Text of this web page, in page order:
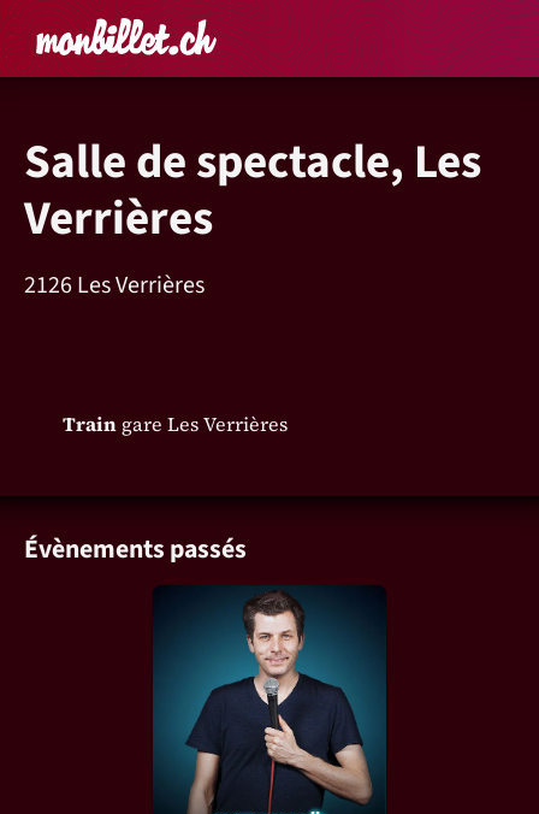
Accueil Rechercher un
Panier
Salle de spectacle, Les
Verrières
2126 Les Verrières
Train gare Les Verrières
Évènements passés